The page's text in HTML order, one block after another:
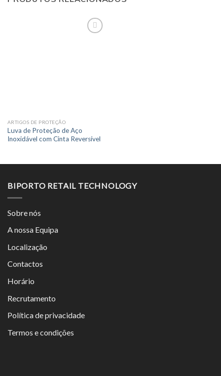
ARTIGOS DE PROTEÇÃO
Luva de Proteção de Aço
Inoxidável com Cinta Reversível
BIPORTO RETAIL TECHNOLOGY
Sobre nós
A nossa Equipa
Localização
Contactos
Horário
Recrutamento
Política de privacidade
Termos e condições